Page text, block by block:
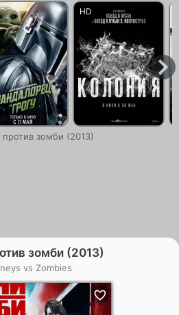
против зомби (2013)
зомби (2013)
vs Zombies